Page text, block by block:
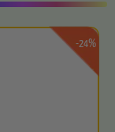
-24%